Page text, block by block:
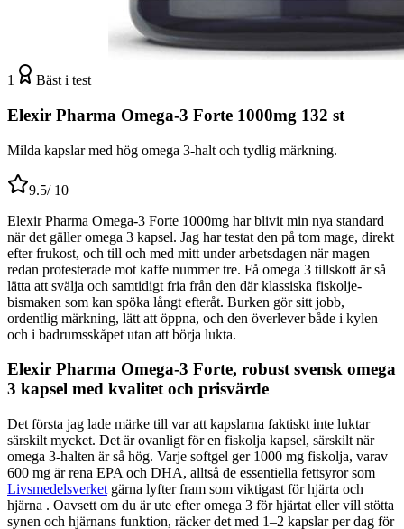
1 Bäst i test
Elexir Pharma Omega-3 Forte 1000mg 132 st
Milda kapslar med hög omega 3-halt och tydlig märkning.
9.5/ 10
Elexir Pharma Omega-3 Forte 1000mg har blivit min nya standard
när det gäller omega 3 kapsel. Jag har testat den på tom mage, direkt
efter frukost, och till och med mitt under arbetsdagen när magen
redan protesterade mot kaffe nummer tre. Få omega 3 tillskott är så
lätta att svälja och samtidigt fria från den där klassiska fiskolje-
bismaken som kan spöka långt efteråt. Burken gör sitt jobb,
ordentlig märkning, lätt att öppna, och den överlever både i kylen
och i badrumsskåpet utan att börja lukta.
Elexir Pharma Omega-3 Forte, robust svensk omega
3 kapsel med kvalitet och prisvärde
Det första jag lade märke till var att kapslarna faktiskt inte luktar
särskilt mycket. Det är ovanligt för en fiskolja kapsel, särskilt när
omega 3-halten är så hög. Varje softgel ger 1000 mg fiskolja, varav
600 mg är rena EPA och DHA, alltså de essentiella fettsyror som
Livsmedelsverket gärna lyfter fram som viktigast för hjärta och
hjärna . Oavsett om du är ute efter omega 3 för hjärtat eller vill stötta
synen och hjärnans funktion, räcker det med 1–2 kapslar per dag för